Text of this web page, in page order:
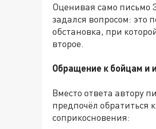
Оценивая само письмо
задался вопросом: это
обстановка, при
второе.
Обращение к бойцам и
Вместо ответа автору
предпочёл обратиться
соприкосновения: